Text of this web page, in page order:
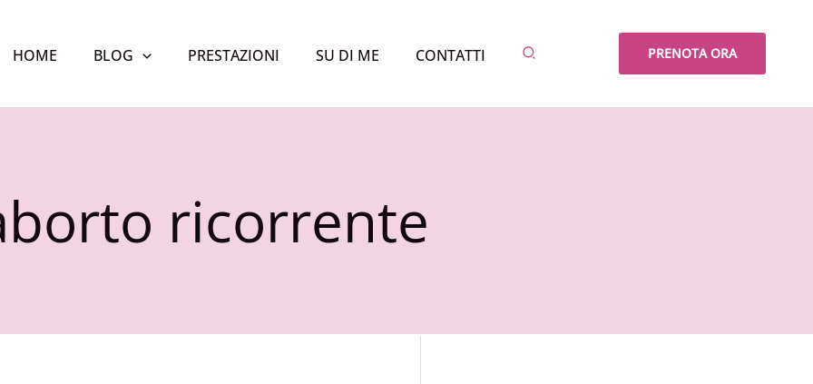
HOME BLOG PRESTAZIONI SU DI ME CONTATTI Cerca PRENOTA ORA
ricorrente